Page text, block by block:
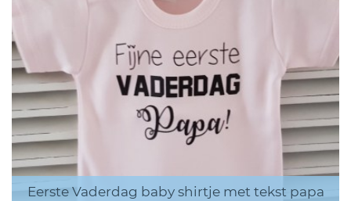
Eerste Vaderdag baby shirtje met tekst papa